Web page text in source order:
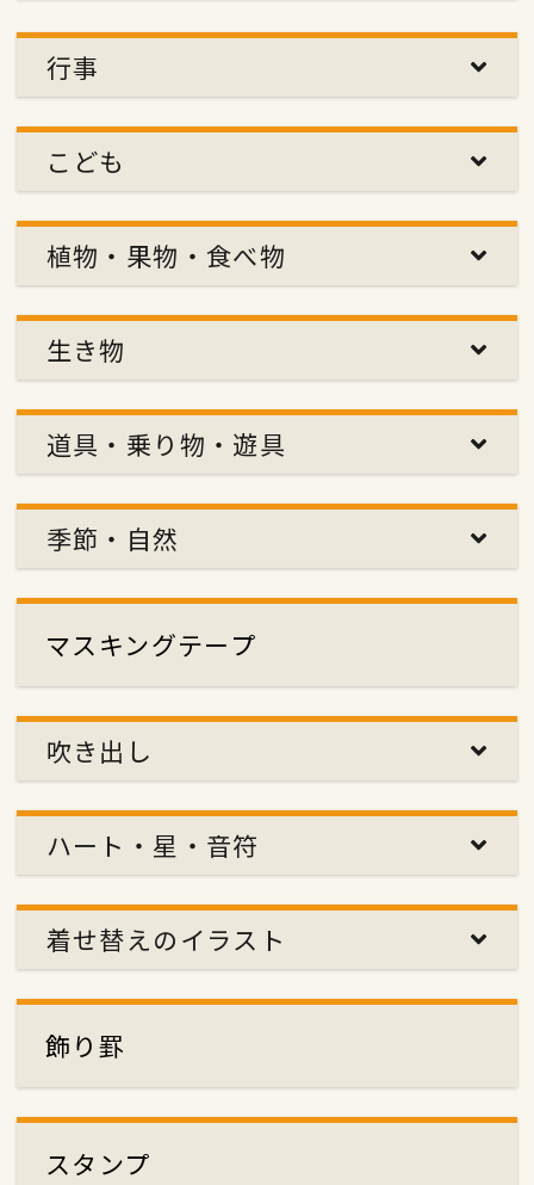
行事
こども
植物・果物・食べ物
生き物
道具・乗り物・遊具
季節・自然
マスキングテープ
吹き出し
ハート・星・音符
着せ替えのイラスト
飾り罫
スタンプ